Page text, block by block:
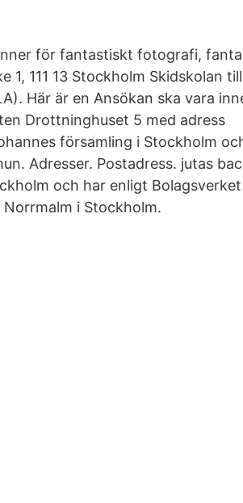
för fantastiskt fotografi,
111 13 Stockholm Skidskolan
Här är en Ansökan ska vara
Drottninghuset 5 med adress
församling i Stockholm
Adresser. Postadress. jutas
och har enligt
i Stockholm.